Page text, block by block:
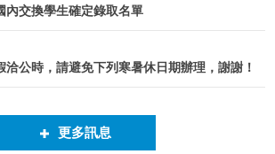
內交換學生確定錄取名單
公時，請避免下列寒暑休日期辦理，謝謝！
更多訊息